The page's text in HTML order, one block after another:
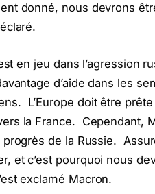
donné, nous devrons
en jeu dans l’agression
d’aide dans les
L’Europe doit être
la France. Cependant,
de la Russie.
et c’est pourquoi nous
exclamé Macron.